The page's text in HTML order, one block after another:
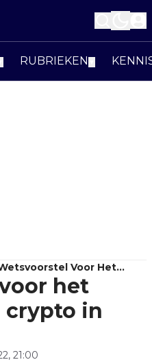
RUBRIEKEN
Voor Het
Van Crypto In
Rusland
het
crypto in
21:00